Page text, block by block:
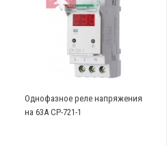
Однофазное реле напряжения
на 63А CP-721-1